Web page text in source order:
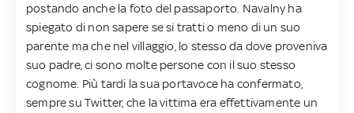
postando anche la foto del passaporto. Navalny ha
spiegato di non sapere se si tratti o meno di un suo
parente ma che nel villaggio, lo stesso da dove proveniva
suo padre, ci sono molte persone con il suo stesso
cognome. Più tardi la sua portavoce ha confermato,
sempre su Twitter, che la vittima era effettivamente un